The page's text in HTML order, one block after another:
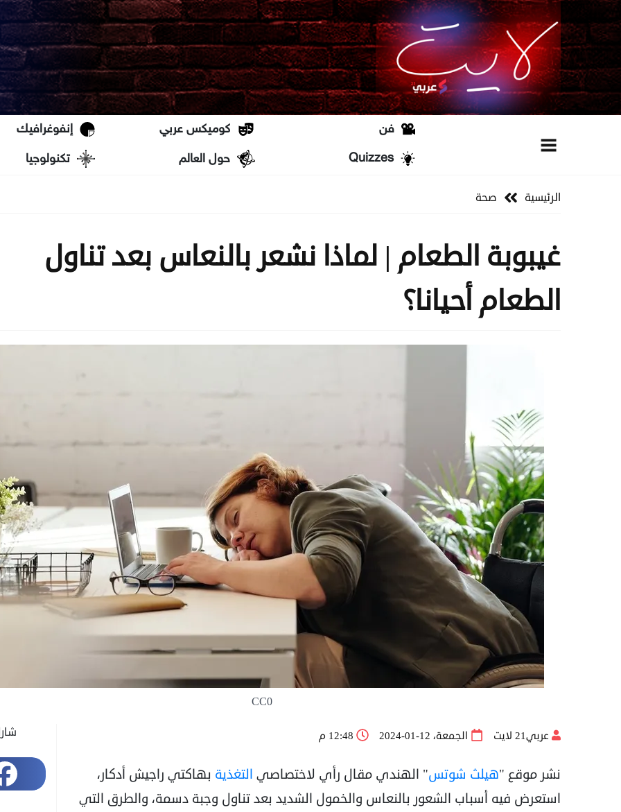
فن كوميكس عربي
إنفوغرافيك
Quizzes
حول العالم تكنولوجيا
الرئيسية صحة
غيبوبة الطعام | لماذا نشعر بالنعاس بعد تناول
الطعام أحيانا؟
CC0
عربي21 لايت الجمعة، 12-01-2024 12:48 م
نشر موقع "هيلث شوتس" الهندي مقال رأي لاختصاصي التغذية بهاكتي راجيش أدكار،
استعرض فيه أسباب الشعور بالنعاس والخمول الشديد بعد تناول وجبة دسمة، والطرق التي
Facebook